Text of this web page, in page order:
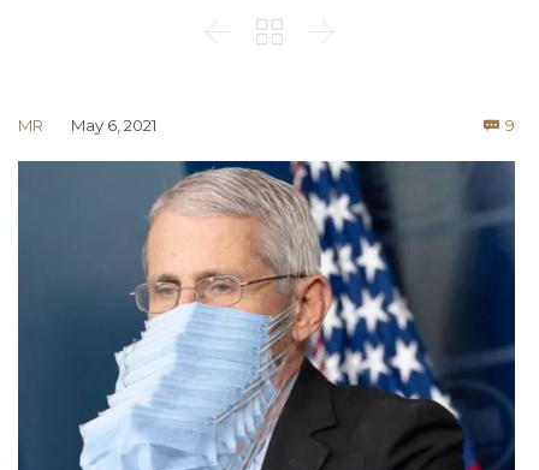
  
MR May 6, 2021  9